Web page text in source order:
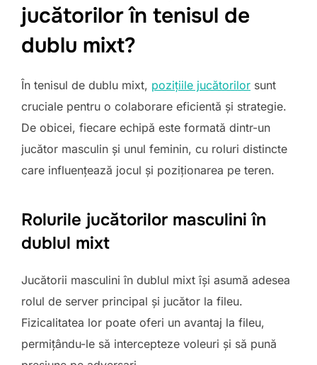
jucătorilor în tenisul de
dublu mixt?
În tenisul de dublu mixt, pozițiile jucătorilor sunt
cruciale pentru o colaborare eficientă și strategie.
De obicei, fiecare echipă este formată dintr-un
jucător masculin și unul feminin, cu roluri distincte
care influențează jocul și poziționarea pe teren.
Rolurile jucătorilor masculini în
dublul mixt
Jucătorii masculini în dublul mixt își asumă adesea
rolul de server principal și jucător la fileu.
Fizicalitatea lor poate oferi un avantaj la fileu,
permițându-le să intercepteze voleuri și să pună